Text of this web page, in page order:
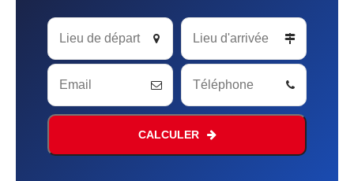
Company
CALCULER